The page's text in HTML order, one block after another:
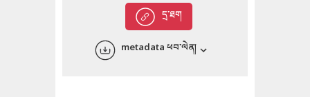
English
དྲ་ཐག
metadata ཕབ་ལེན།